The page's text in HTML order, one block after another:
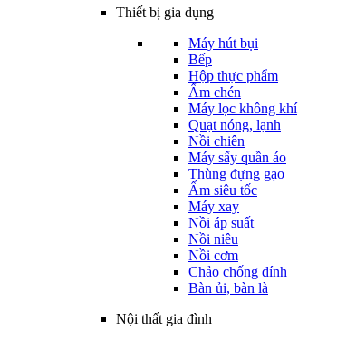
Thiết bị gia dụng
Máy hút bụi
Bếp
Hộp thực phẩm
Ấm chén
Máy lọc không khí
Quạt nóng, lạnh
Nồi chiên
Máy sấy quần áo
Thùng đựng gạo
Ấm siêu tốc
Máy xay
Nồi áp suất
Nồi niêu
Nồi cơm
Chảo chống dính
Bàn ủi, bàn là
Nội thất gia đình